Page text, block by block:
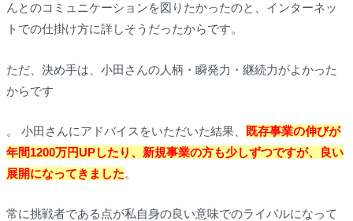
んとのコミュニケーションを図りたかったのと、インターネッ
トでの仕掛け方に詳しそうだったからです。
ただ、決め手は、小田さんの人柄・瞬発力・継続力がよかった
からです
。 小田さんにアドバイスをいただいた結果、
既存事業の伸びが
年間1200万円UPしたり、新規事業の方も少しずつですが、良い
展開になってきました。
常に挑戦者である点が私自身の良い意味でのライバルになって